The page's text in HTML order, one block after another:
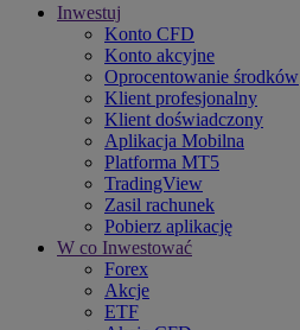
Inwestuj
Konto CFD
Konto akcyjne
Oprocentowanie środków
Klient profesjonalny
Klient doświadczony
Aplikacja Mobilna
Platforma MT5
TradingView
Zasil rachunek
Pobierz aplikację
W co Inwestować
Forex
Akcje
ETF